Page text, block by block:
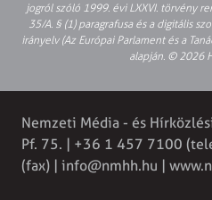
jogról szóló 1999. évi LXXVI. törvény
35/A. § (1) paragrafusa és a digitális
irányelv (Az Európai Parlament és a
alapján. © 2026
Nemzeti Média - és
Pf. 75. | +36 1 457 7100
(fax) | info@nmhh.hu |